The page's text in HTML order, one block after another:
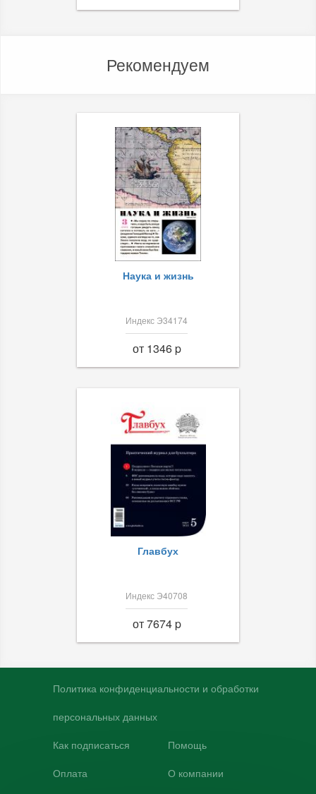
Рекомендуем
Наука и жизнь
Индекс Э34174
от 1346 p
Главбух
Индекс Э40708
от 7674 p
Политика конфиденциальности и обработки
персональных данных
Как подписаться
Оплата
Помощь
О компании